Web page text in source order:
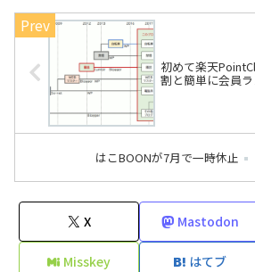
初めて楽天
割と簡単に会員
はこBOONが7月で一時休止
X Mastodon
Misskey はてブ